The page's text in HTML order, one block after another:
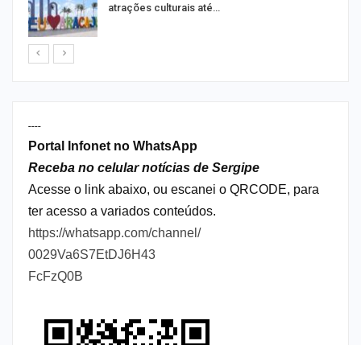
atrações culturais até…
----
Portal Infonet no WhatsApp
Receba no celular notícias de Sergipe
Acesse o link abaixo, ou escanei o QRCODE, para
ter acesso a variados conteúdos.
https://whatsapp.com/channel/
0029Va6S7EtDJ6H43
FcFzQ0B